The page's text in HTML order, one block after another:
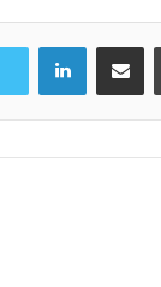
LinkedIn